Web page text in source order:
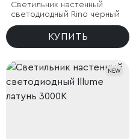
Светильник настенный
светодиодный Rino черный
КУПИТЬ
NEW